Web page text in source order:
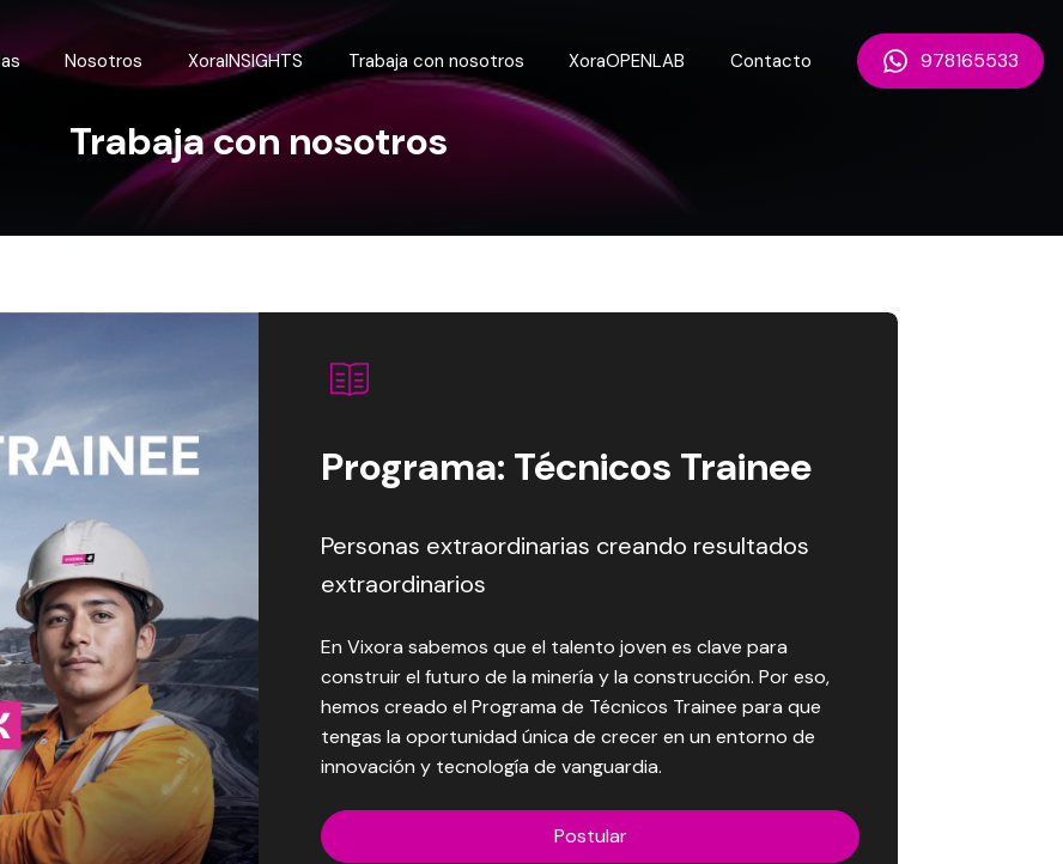
Nosotros XoraINSIGHTS Trabaja con nosotros XoraOPENLAB Contacto 978165533
Trabaja con nosotros
Programa: Técnicos Trainee
Personas extraordinarias creando resultados
extraordinarios
En Vixora sabemos que el talento joven es clave para
construir el futuro de la minería y la construcción. Por eso,
hemos creado el Programa de Técnicos Trainee para que
tengas la oportunidad única de crecer en un entorno de
innovación y tecnología de vanguardia.
Postular